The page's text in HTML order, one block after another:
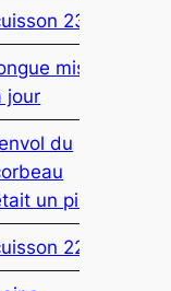
230
mise
jour
du
un pin
229